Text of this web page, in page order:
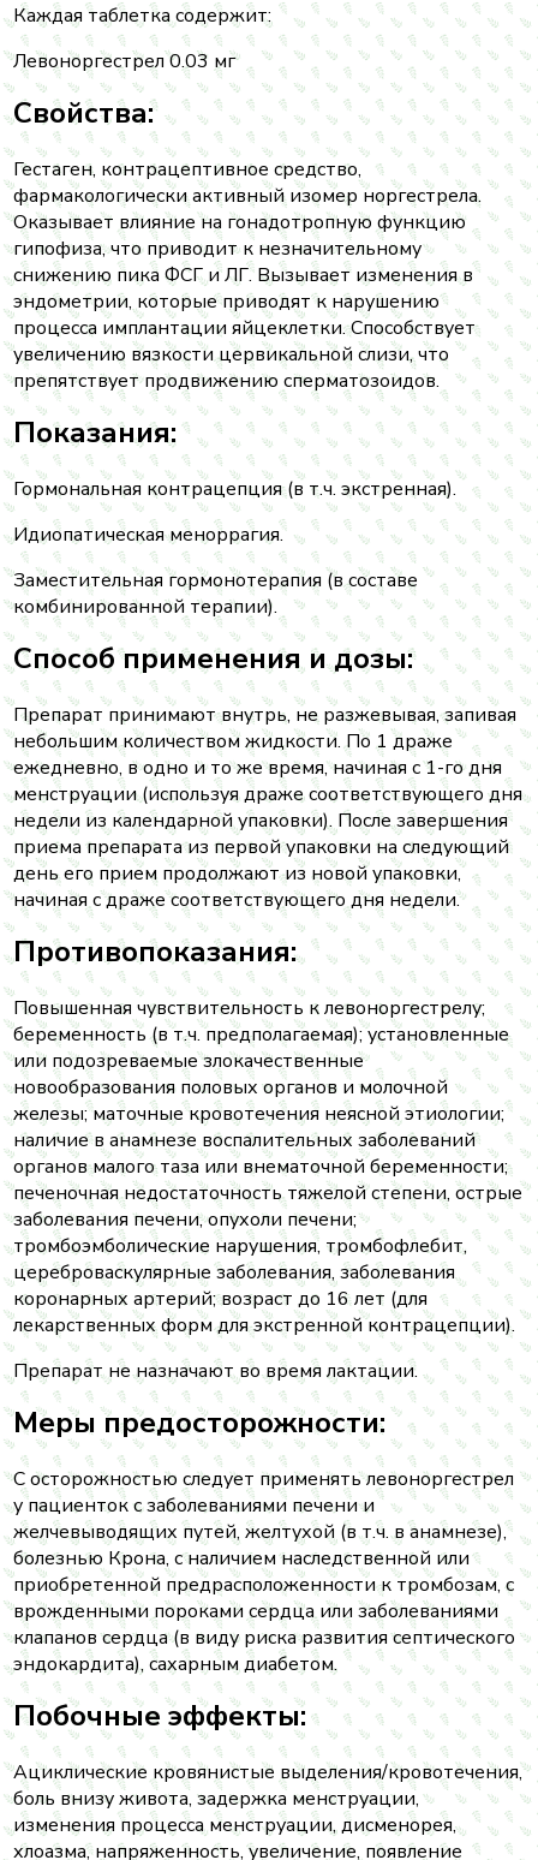
Каждая таблетка содержит:
Левоноргестрел 0.03 мг
Свойства:
Гестаген, контрацептивное средство,
фармакологически активный изомер норгестрела.
Оказывает влияние на гонадотропную функцию
гипофиза, что приводит к незначительному
снижению пика ФСГ и ЛГ. Вызывает изменения в
эндометрии, которые приводят к нарушению
процесса имплантации яйцеклетки. Способствует
увеличению вязкости цервикальной слизи, что
препятствует продвижению сперматозоидов.
Показания:
Гормональная контрацепция (в т.ч. экстренная).
Идиопатическая меноррагия.
Заместительная гормонотерапия (в составе
комбинированной терапии).
Способ применения и дозы:
Препарат принимают внутрь, не разжевывая, запивая
небольшим количеством жидкости. По 1 драже
ежедневно, в одно и то же время, начиная с 1-го дня
менструации (используя драже соответствующего дня
недели из календарной упаковки). После завершения
приема препарата из первой упаковки на следующий
день его прием продолжают из новой упаковки,
начиная с драже соответствующего дня недели.
Противопоказания:
Повышенная чувствительность к левоноргестрелу;
беременность (в т.ч. предполагаемая); установленные
или подозреваемые злокачественные
новообразования половых органов и молочной
железы; маточные кровотечения неясной этиологии;
наличие в анамнезе воспалительных заболеваний
органов малого таза или внематочной беременности;
печеночная недостаточность тяжелой степени, острые
заболевания печени, опухоли печени;
тромбоэмболические нарушения, тромбофлебит,
цереброваскулярные заболевания, заболевания
коронарных артерий; возраст до 16 лет (для
лекарственных форм для экстренной контрацепции).
Препарат не назначают во время лактации.
Меры предосторожности:
С осторожностью следует применять левоноргестрел
у пациенток с заболеваниями печени и
желчевыводящих путей, желтухой (в т.ч. в анамнезе),
болезнью Крона, с наличием наследственной или
приобретенной предрасположенности к тромбозам, с
врожденными пороками сердца или заболеваниями
клапанов сердца (в виду риска развития септического
эндокардита), сахарным диабетом.
Побочные эффекты:
Ациклические кровянистые выделения/кровотечения,
боль внизу живота, задержка менструации,
изменения процесса менструации, дисменорея,
хлоазма, напряженность, увеличение, появление